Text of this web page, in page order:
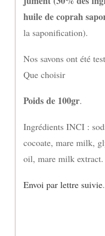
huile de coprah
la saponification).
Nos savons ont été
Que choisir
Poids de 100gr.
Ingrédients INCI :
cocoate, mare milk,
oil, mare milk extract.
Envoi par lettre suivie.